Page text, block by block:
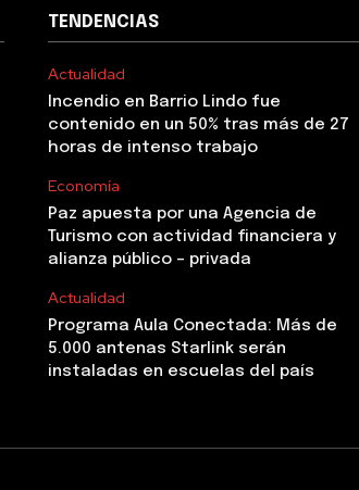
TENDENCIAS
Actualidad
Incendio en Barrio Lindo fue
contenido en un 50% tras más de 27
horas de intenso trabajo
Economía
Paz apuesta por una Agencia de
Turismo con actividad financiera y
alianza público – privada
Actualidad
Programa Aula Conectada: Más de
5.000 antenas Starlink serán
instaladas en escuelas del país